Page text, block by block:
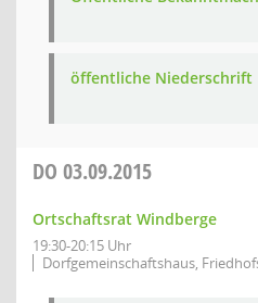
öffentliche Niederschrift
DO 03.09.2015
Ortschaftsrat Windberge
19:30-20:15 Uhr
Dorfgemeinschaftshaus,